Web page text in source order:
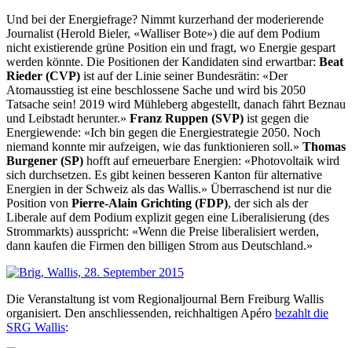
Und bei der Energiefrage? Nimmt kurzerhand der moderierende
Journalist (Herold Bieler, «Walliser Bote») die auf dem Podium
nicht existierende grüne Position ein und fragt, wo Energie gespart
werden könnte. Die Positionen der Kandidaten sind erwartbar: Beat
Rieder (CVP) ist auf der Linie seiner Bundesrätin: «Der
Atomausstieg ist eine beschlossene Sache und wird bis 2050
Tatsache sein! 2019 wird Mühleberg abgestellt, danach fährt Beznau
und Leibstadt herunter.» Franz Ruppen (SVP) ist gegen die
Energiewende: «Ich bin gegen die Energiestrategie 2050. Noch
niemand konnte mir aufzeigen, wie das funktionieren soll.» Thomas
Burgener (SP) hofft auf erneuerbare Energien: «Photovoltaik wird
sich durchsetzen. Es gibt keinen besseren Kanton für alternative
Energien in der Schweiz als das Wallis.» Überraschend ist nur die
Position von Pierre-Alain Grichting (FDP), der sich als der
Liberale auf dem Podium explizit gegen eine Liberalisierung (des
Strommarkts) ausspricht: «Wenn die Preise liberalisiert werden,
dann kaufen die Firmen den billigen Strom aus Deutschland.»
Die Veranstaltung ist vom Regionaljournal Bern Freiburg Wallis
organisiert. Den anschliessenden, reichhaltigen Apéro bezahlt die
SRG Wallis: